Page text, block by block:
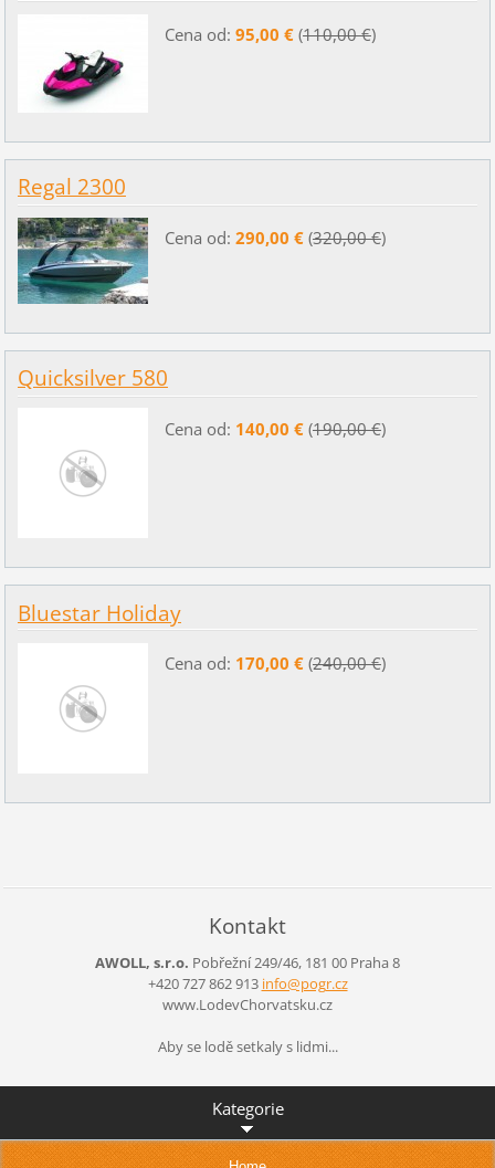
Cena od: 95,00 €(110,00 €)
Regal 2300
Cena od: 290,00 €(320,00 €)
Quicksilver 580
Cena od: 140,00 €(190,00 €)
Bluestar Holiday
Cena od: 170,00 €(240,00 €)
Kontakt
AWOLL, s.r.o. Pobřežní 249/46, 181 00 Praha 8
+420 727 862 913 info@pogr.cz
www.LodevChorvatsku.cz
Aby se lodě setkaly s lidmi...
Kategorie